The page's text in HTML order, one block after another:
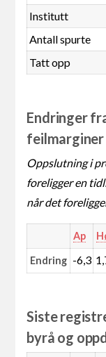
Institutt
Antall spurte
Tatt opp
Endringer
feilmarginer
Oppslutning i
foreligger en
når det
Ap
Endring -6,3
Siste
byrå og